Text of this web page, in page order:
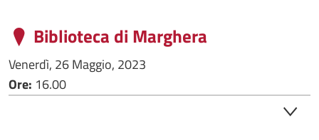
Biblioteca di Marghera
Venerdì, 26 Maggio, 2023
Ore: 16.00